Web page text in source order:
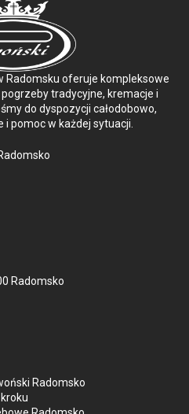
Radomsku oferuje kompleksowe
tradycyjne, kremacje i
do dyspozycji całodobowo,
pomoc w każdej sytuacji.
Radomsko
Radomsko